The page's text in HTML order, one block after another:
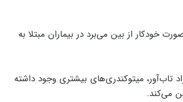
خودکار از بین می‌برد در بیماران مبتلا به
میتوکندری‌های بیشتری وجود داشته
می‌کند.